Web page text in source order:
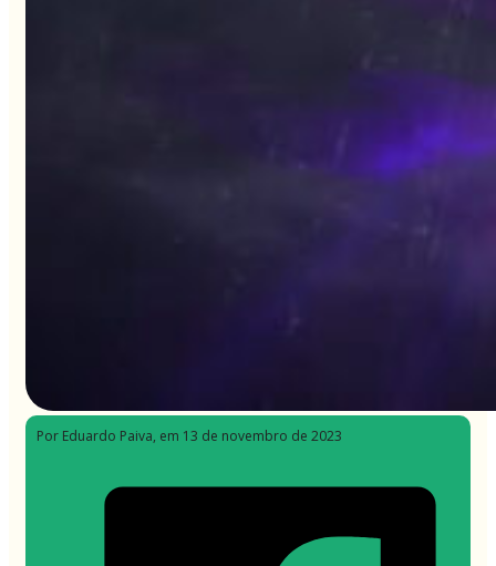
Por Eduardo Paiva, em 13 de novembro de 2023